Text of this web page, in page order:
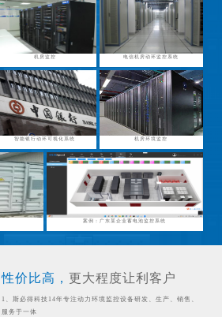
机房监控 电信机房动环监控系统
智能银行动环可视化系统 机房环境监控
案例：广东某企业蓄电池监控系统
性价比高， 更大程度让利客户
1、斯必得科技14年专注动力环境监控设备研发、生产、销售、
服务于一体